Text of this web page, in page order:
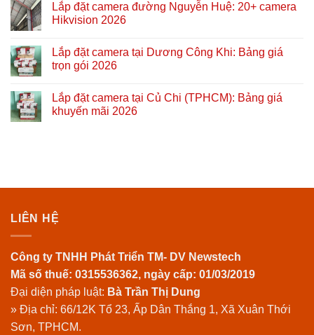
Lắp đặt camera đường Nguyễn Huệ: 20+ camera
Hikvision 2026
Lắp đặt camera tại Dương Công Khi: Bảng giá
trọn gói 2026
Lắp đặt camera tại Củ Chi (TPHCM): Bảng giá
khuyến mãi 2026
LIÊN HỆ
Công ty TNHH Phát Triển TM- DV Newstech
Mã số thuế: 0315536362, ngày cấp: 01/03/2019
Đại diện pháp luật: Bà Trần Thị Dung
» Địa chỉ: 66/12K Tổ 23, Ấp Dân Thắng 1, Xã Xuân Thới
Sơn, TPHCM.